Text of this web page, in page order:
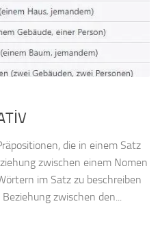
die in einem Satz
zwischen einem Nomen
im Satz zu beschreiben
zwischen den...